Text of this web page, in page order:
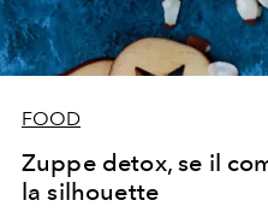
FOOD
Zuppe detox, se il
la silhouette